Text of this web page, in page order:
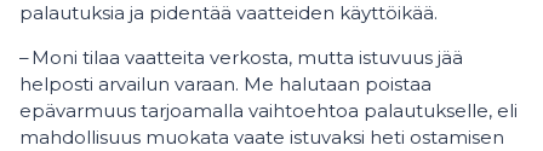
palautuksia ja pidentää vaatteiden käyttöikää.
– Moni tilaa vaatteita verkosta, mutta istuvuus jää
helposti arvailun varaan. Me halutaan poistaa
epävarmuus tarjoamalla vaihtoehtoa palautukselle, eli
mahdollisuus muokata vaate istuvaksi heti ostamisen